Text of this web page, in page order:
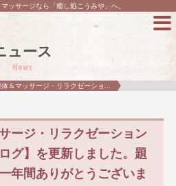
ッサージなら「癒し処こうみや」へ。
ュース
News
＆マッサージ・リラクゼーショ...
ージ・リラクゼーション
グ】を更新しました。題
年間ありがとうございま